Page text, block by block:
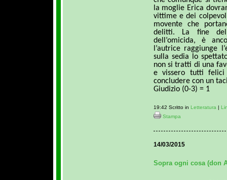
la moglie Erica
vittime e dei
movente che
delitti. La fine
dell’omicida, è
l’autrice raggiunge
sulla sedia lo
non si tratti di una
e vissero tutti felici
concludere con un
Giudizio (0-3) = 1
19:42 Scritto in Letteratura |
Stampa
14/03/2015
Sopra ogni cosa (don